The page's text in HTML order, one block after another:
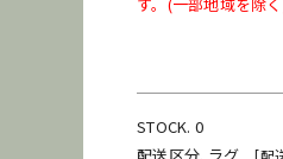
STOCK. 0
[配